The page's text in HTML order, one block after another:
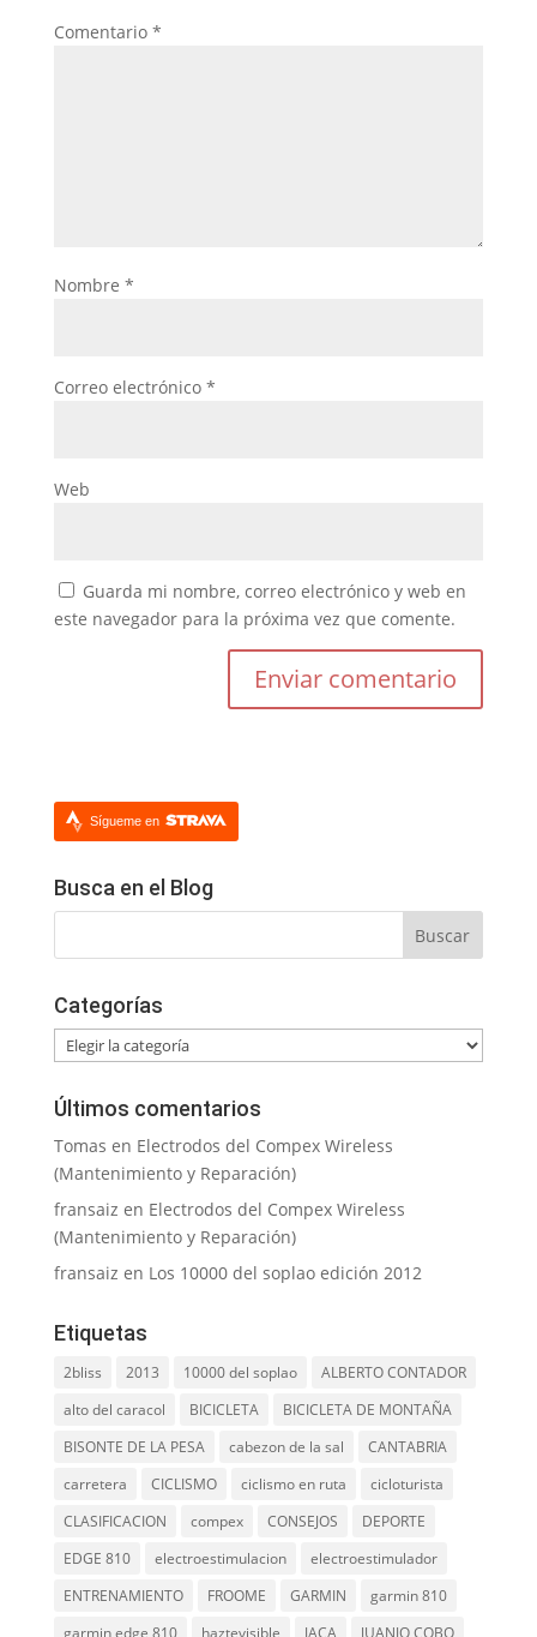
Comentario *
Nombre *
Correo electrónico *
Web
Guarda mi nombre, correo electrónico y web en
este navegador para la próxima vez que comente.
Sígueme en
Busca en el Blog
Categorías
Categorías
Últimos comentarios
Tomas en Electrodos del Compex Wireless
(Mantenimiento y Reparación)
fransaiz en Electrodos del Compex Wireless
(Mantenimiento y Reparación)
fransaiz en Los 10000 del soplao edición 2012
Etiquetas
2bliss 2013 10000 del soplao
ALBERTO CONTADOR
alto del caracol
BICICLETA
BICICLETA DE MONTAÑA
BISONTE DE LA PESA
cabezon de la sal
CANTABRIA
carretera
CICLISMO ciclismo en ruta
cicloturista
CLASIFICACION
compex CONSEJOS
DEPORTE
EDGE 810
electroestimulacion
electroestimulador
ENTRENAMIENTO
FROOME GARMIN
garmin 810
garmin edge 810
haztevisible JACA JUANJO COBO